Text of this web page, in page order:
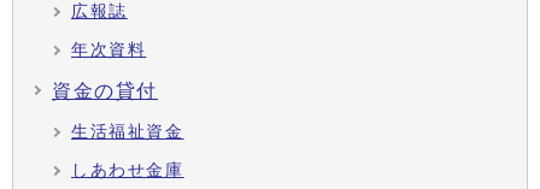
広報誌
年次資料
資金の貸付
生活福祉資金
しあわせ金庫